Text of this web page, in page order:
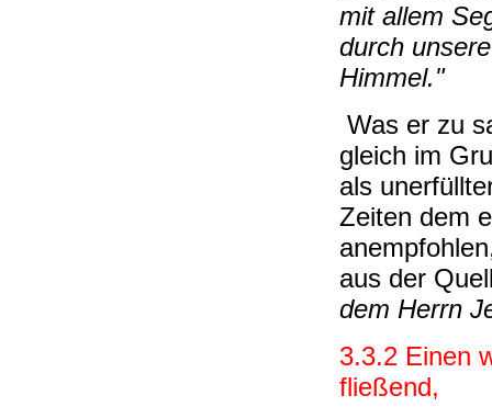
mit allem
durch
Himmel."
Was er zu
gleich im
als
Zeiten dem
aus der
dem Herrn
3.3.2 Einen
fließend,